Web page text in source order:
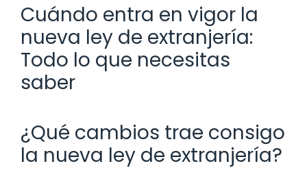
Cuándo entra en vigor la
nueva ley de extranjería:
Todo lo que necesitas
saber
¿Qué cambios trae consigo
la nueva ley de extranjería?